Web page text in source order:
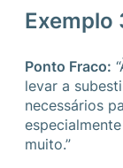
Exemplo
Ponto Fraco:
levar a
necessários
muito.”